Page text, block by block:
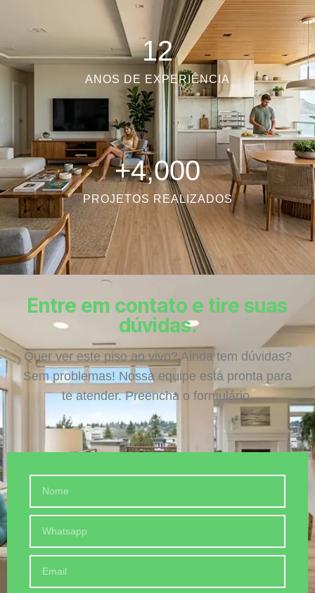
ANOS DE EXPERIÊNCIA
12
PROJETOS REALIZADOS
+4,000
Entre em contato e tire suas
dúvidas.
Quer ver este piso ao vivo? Ainda tem dúvidas?
Sem problemas! Nossa equipe está pronta para
te atender. Preencha o formulário.